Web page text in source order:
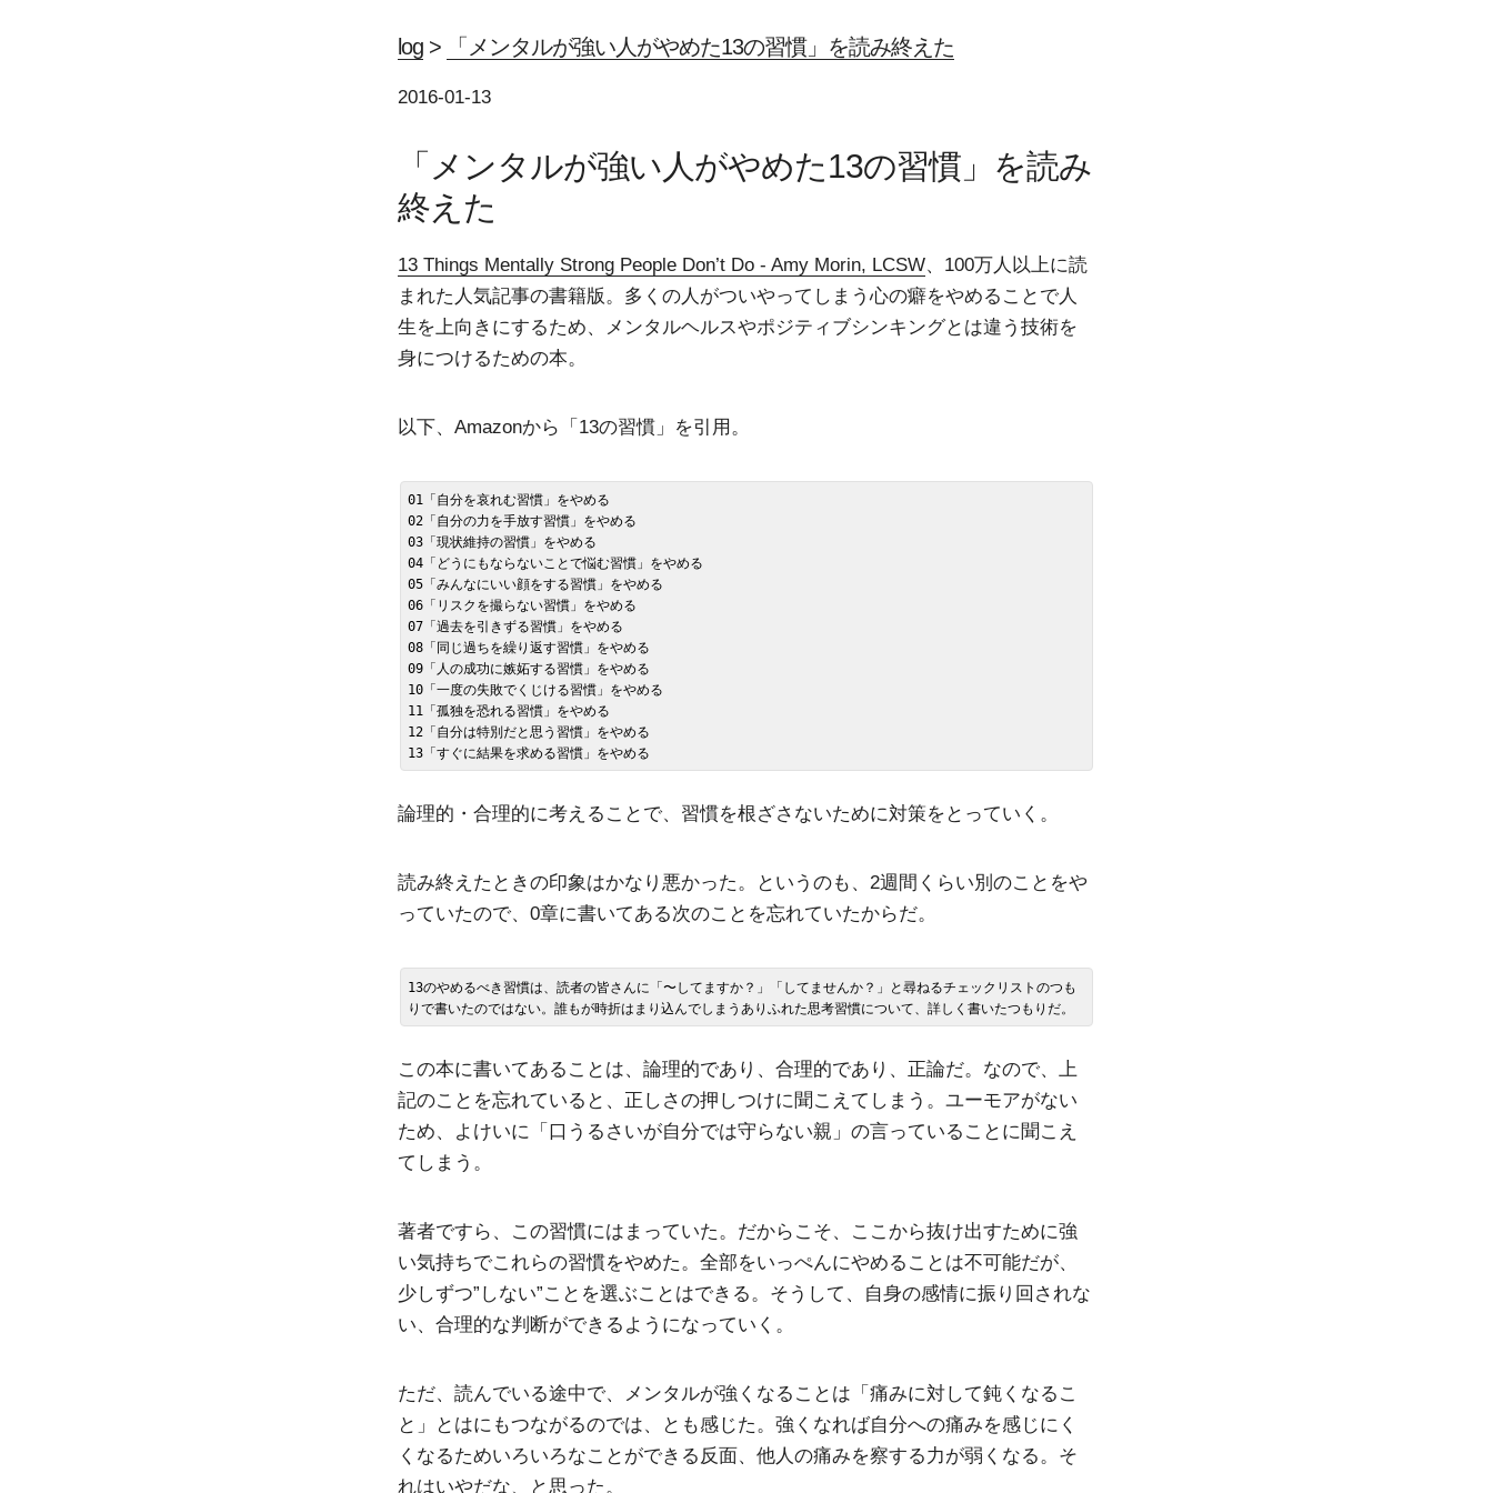
log> 「メンタルが強い人がやめた13の習慣」を読み終えた
2016-01-13
「メンタルが強い人がやめた13の習慣」を読み
終えた
13 Things Mentally Strong People Don’t Do - Amy Morin, LCSW、100万人以上に読
まれた人気記事の書籍版。多くの人がついやってしまう心の癖をやめることで人
生を上向きにするため、メンタルヘルスやポジティブシンキングとは違う技術を
身につけるための本。
以下、Amazonから「13の習慣」を引用。
01「自分を哀れむ習慣」をやめる
02「自分の力を手放す習慣」をやめる
03「現状維持の習慣」をやめる
04「どうにもならないことで悩む習慣」をやめる
05「みんなにいい顔をする習慣」をやめる
06「リスクを撮らない習慣」をやめる
07「過去を引きずる習慣」をやめる
08「同じ過ちを繰り返す習慣」をやめる
09「人の成功に嫉妬する習慣」をやめる
10「一度の失敗でくじける習慣」をやめる
11「孤独を恐れる習慣」をやめる
12「自分は特別だと思う習慣」をやめる
論理的・合理的に考えることで、習慣を根ざさないために対策をとっていく。
読み終えたときの印象はかなり悪かった。というのも、2週間くらい別のことをや
っていたので、0章に書いてある次のことを忘れていたからだ。
13のやめるべき習慣は、読者の皆さんに「〜してますか？」「してませんか？」と尋ねるチェックリストのつも
この本に書いてあることは、論理的であり、合理的であり、正論だ。なので、上
記のことを忘れていると、正しさの押しつけに聞こえてしまう。ユーモアがない
ため、よけいに「口うるさいが自分では守らない親」の言っていることに聞こえ
てしまう。
著者ですら、この習慣にはまっていた。だからこそ、ここから抜け出すために強
い気持ちでこれらの習慣をやめた。全部をいっぺんにやめることは不可能だが、
少しずつ”しない”ことを選ぶことはできる。そうして、自身の感情に振り回されな
い、合理的な判断ができるようになっていく。
ただ、読んでいる途中で、メンタルが強くなることは「痛みに対して鈍くなるこ
と」とはにもつながるのでは、とも感じた。強くなれば自分への痛みを感じにく
くなるためいろいろなことができる反面、他人の痛みを察する力が弱くなる。そ
れはいやだな、と思った。